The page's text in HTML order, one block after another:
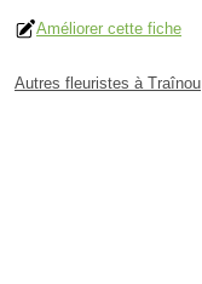
Améliorer cette fiche
Autres fleuristes à Traînou